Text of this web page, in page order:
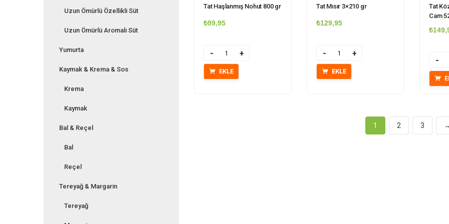
Tat Haşlanmış Nohut 800 gr
₺99,95
Miktar
EKLE
Tat Mısır 3×210 gr
₺129,95
Miktar
EKLE
Tat
Cam
₺
1 2 3
Uzun Ömürlü Özellikli Süt
Uzun Ömürlü Aromalı Süt
Yumurta
Kaymak & Krema & Sos
Krema
Kaymak
Bal & Reçel
Bal
Reçel
Tereyağ & Margarin
Tereyağ